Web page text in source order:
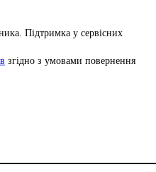
Підтримка у сервісних
згідно з умовами повернення